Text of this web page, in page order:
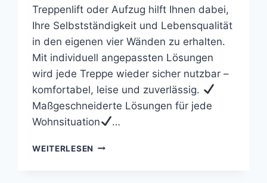
Treppenlift oder Aufzug hilft Ihnen dabei,
Ihre Selbstständigkeit und Lebensqualität
in den eigenen vier Wänden zu erhalten.
Mit individuell angepassten Lösungen
wird jede Treppe wieder sicher nutzbar –
komfortabel, leise und zuverlässig.
Maßgeschneiderte Lösungen für jede
Wohnsituation
…
WEITERLESEN IHR